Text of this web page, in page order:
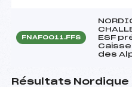
FNAF0011.FFS
ESF
des
Résultats